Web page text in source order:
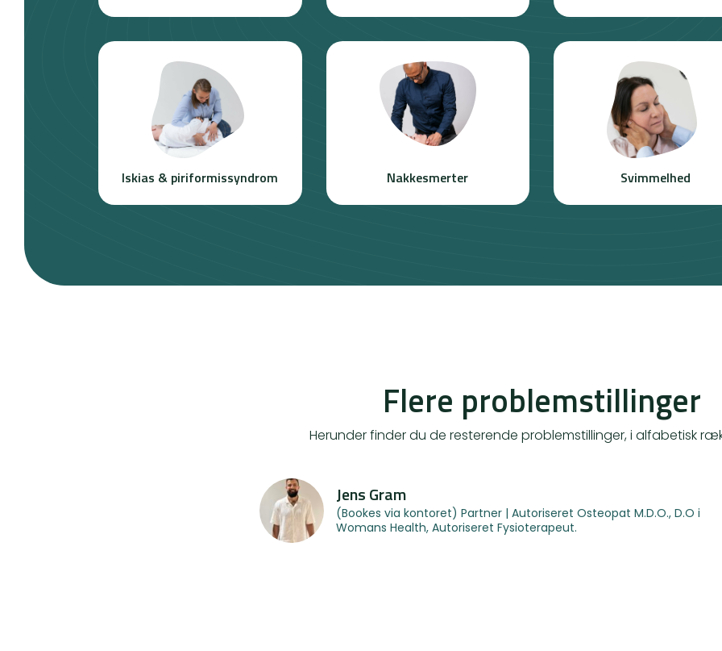
Iskias & piriformissyndrom Nakkesmerter Svimmelhed
Flere problemstillinger
Herunder finder du de resterende problemstillinger, i alfabetisk
Jens Gram
(Bookes via kontoret) Partner | Autoriseret Osteopat M.D.O., D.O i
Womans Health, Autoriseret Fysioterapeut.